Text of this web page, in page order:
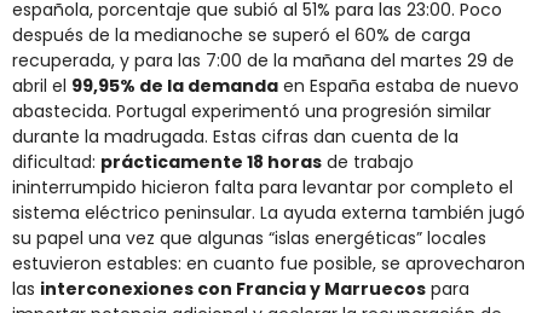
española, porcentaje que subió al 51% para las 23:00. Poco
después de la medianoche se superó el 60% de carga
recuperada, y para las 7:00 de la mañana del martes 29 de
abril el 99,95% de la demanda en España estaba de nuevo
abastecida. Portugal experimentó una progresión similar
durante la madrugada. Estas cifras dan cuenta de la
dificultad: prácticamente 18 horas de trabajo
ininterrumpido hicieron falta para levantar por completo el
sistema eléctrico peninsular. La ayuda externa también jugó
su papel una vez que algunas “islas energéticas” locales
estuvieron estables: en cuanto fue posible, se aprovecharon
las interconexiones con Francia y Marruecos para